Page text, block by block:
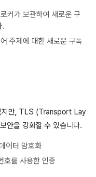
커가 보관하여 새로운 구
.
주제에 대한 새로운 구독
지만, TLS (Transport Lay
안을 강화할 수 있습니다.
이터 암호화
호를 사용한 인증